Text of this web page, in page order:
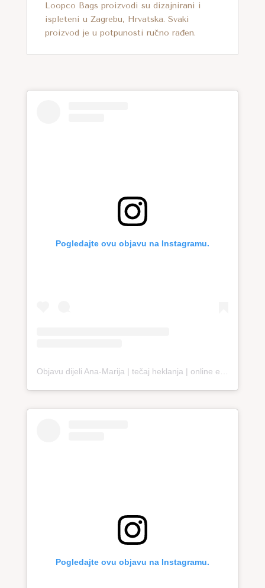
Loopco Bags proizvodi su dizajnirani i
ispleteni u Zagrebu, Hrvatska. Svaki
proizvod je u potpunosti ručno rađen.
Pogledajte ovu objavu na Instagramu.
Pogledajte ovu objavu na Instagramu.